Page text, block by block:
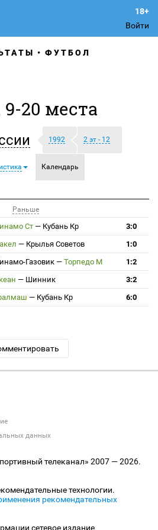
Войти
ФУТБОЛ
20 места
1992 2 эт - 12
Календарь
Раньше
Ст — Кубань Кр
3:0
— Крылья Советов
1:0
Газовик — Торпедо М
1:2
— Шинник
3:2
— Кубань Кр 6:0
данных
телеканал» 2007 — 2026.
технологии.
рекомендательных
сетевое издание